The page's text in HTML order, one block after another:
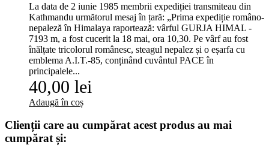
La data de 2 iunie 1985 membrii expediției transmiteau din
Kathmandu următorul mesaj în țară: „Prima expediție româno-
nepaleză în Himalaya raportează: vârful GURJA HIMAL -
7193 m, a fost cucerit la 18 mai, ora 10,30. Pe vârf au fost
înălțate tricolorul românesc, steagul nepalez și o eșarfa cu
emblema A.I.T.-85, conținând cuvântul PACE în
principalele...
40,00 lei
Adaugă în coș
Clienții care au cumpărat acest produs au mai
cumpărat și: